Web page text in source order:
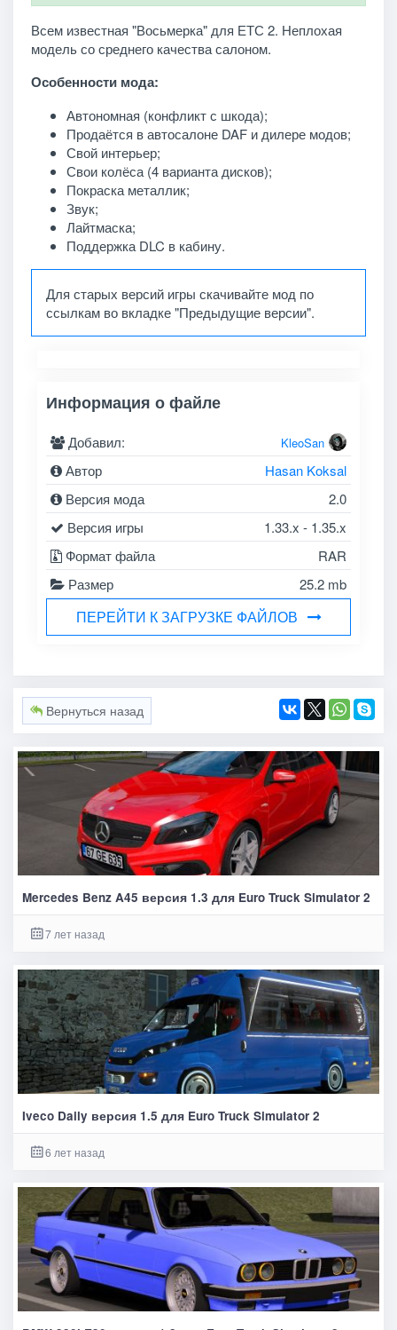
Всем известная "Восьмерка" для ЕТС 2. Неплохая
модель со среднего качества салоном.
Особенности мода:
Автономная (конфликт с шкода);
Продаётся в автосалоне DAF и дилере модов;
Свой интерьер;
Свои колёса (4 варианта дисков);
Покраска металлик;
Звук;
Лайтмаска;
Поддержка DLC в кабину.
Для старых версий игры скачивайте мод по
ссылкам во вкладке "Предыдущие версии".
Информация о файле
Добавил: KleoSan
Автор
Hasan Koksal
Версия мода
2.0
Версия игры
1.33.x - 1.35.x
Формат файла
RAR
Размер
25.2 mb
ПЕРЕЙТИ К ЗАГРУЗКЕ ФАЙЛОВ
Вернуться назад
Mercedes Benz A45 версия 1.3 для Euro Truck Simulator 2
7 лет назад
Iveco Daily версия 1.5 для Euro Truck Simulator 2
6 лет назад